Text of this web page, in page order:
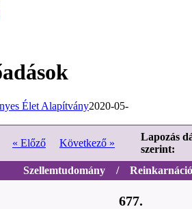
Élet Alapítvány2020-05-
« Előző Következő »
Lapozás
szerint:
Szellemtudomány / Reinkarnáció
677.